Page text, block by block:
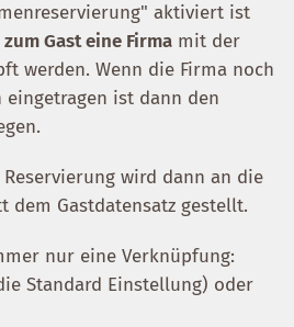
aktiviert ist
Gast eine Firma mit der
werden. Wenn die Firma noch
ist dann den
wird dann an die
dem Gastdatensatz gestellt.
nur eine Verknüpfung:
Standard Einstellung) oder